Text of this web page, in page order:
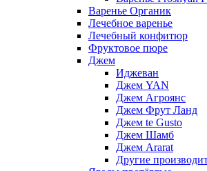
Варенье Органик
Лечебное варенье
Лечебный конфитюр
Фруктовое пюре
Джем
Иджеван
Джем YAN
Джем Агроянс
Джем Фрут Ланд
Джем te Gusto
Джем Шамб
Джем Ararat
Другие